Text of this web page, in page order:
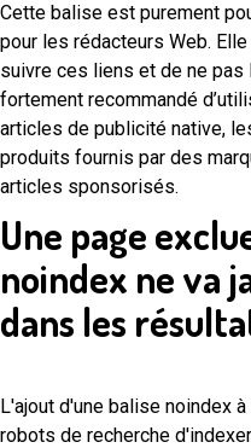
Cette balise est purement
pour les rédacteurs Web.
suivre ces liens et de ne
fortement recommandé
articles de publicité native,
produits fournis par des
articles sponsorisés.
Une page
noindex ne va
dans les
L'ajout d'une balise noindex
robots de recherche